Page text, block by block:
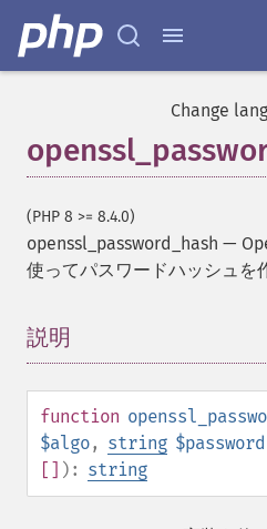
Change
(PHP 8 >= 8.4.0)
openssl_password_hash —
使ってパスワードハッシュを
説明
function
$algo, string $password
[] ): string